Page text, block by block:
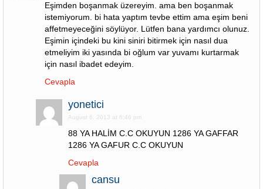
Eşimden boşanmak üzereyim. ama ben boşanmak
istemiyorum. bi hata yaptım tevbe ettim ama eşim beni
affetmeyeceğini söylüyor. Lütfen bana yardımcı olunuz.
Eşimin içindeki bu kini siniri bitirmek için nasıl dua
etmeliyim iki yasında bi oğlum var yuvamı kurtarmak
için nasıl ibadet edeyim.
Cevapla
yonetici
August 6, 2013 at 6:46 pm
88 YA HALİM C.C OKUYUN 1286 YA GAFFAR
1286 YA GAFUR C.C OKUYUN
Cevapla
cansu